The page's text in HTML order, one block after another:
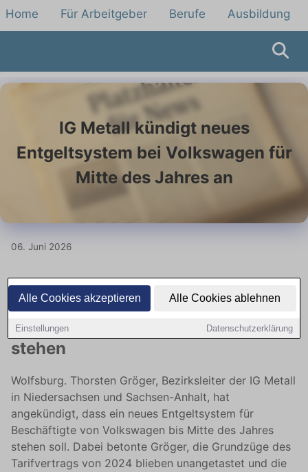
Alle Cookies akzeptieren Alle Cookies ablehnen
Einstellungen Datenschutzerklärung
Home Für Arbeitgeber Berufe Ausbildung
IG Metall kündigt neues
Entgeltsystem bei Volkswagen für
Mitte des Jahres an
06. Juni 2026
Neues Entgeltsystem bei
Volkswagen soll Mitte des Jahres
stehen
Wolfsburg. Thorsten Gröger, Bezirksleiter der IG Metall
in Niedersachsen und Sachsen-Anhalt, hat
angekündigt, dass ein neues Entgeltsystem für
Beschäftigte von Volkswagen bis Mitte des Jahres
stehen soll. Dabei betonte Gröger, die Grundzüge des
Tarifvertrags von 2024 blieben unangetastet und die